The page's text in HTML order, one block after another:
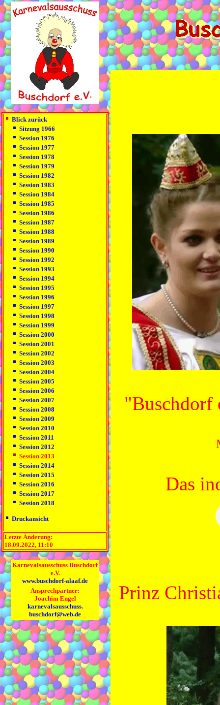
Blick zurück
Sitzung 1966
Session 1976
Session 1977
Session 1978
Session 1979
Session 1982
Session 1983
Session 1984
Session 1985
Session 1986
Session 1987
Session 1988
Session 1989
Session 1990
Session 1992
Session 1993
Session 1994
Session 1995
Session 1996
Session 1997
Session 1998
Session 1999
Session 2000
Session 2001
Session 2002
Session 2003
Session 2004
Session 2005
Session 2006
Session 2007
Session 2008
Session 2009
Session 2010
Session 2011
Session 2012
Session 2013
Session 2014
Session 2015
Session 2016
Session 2017
Session 2018
Druckansicht
Letzte Änderung:
18.09.2022, 11:10
Karnevalsausschuss Buschdorf
e.V.
www.buschdorf-alaaf.de
Ansprechpartner:
Joachim Engel
karnevalsausschuss.
buschdorf@web.de
"Buschdorf
Das
Prinz